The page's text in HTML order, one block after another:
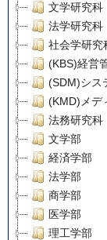
文学研究科
法学研究科
社会学研究
(KBS)経営
(SDM)シス
(KMD)メデ
法務研究科
文学部
経済学部
法学部
商学部
医学部
理工学部